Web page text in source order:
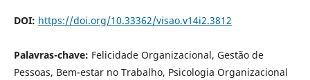
DOI: https://doi.org/10.33362/visao.v14i2.3812
Palavras-chave: Felicidade Organizacional, Gestão de
Pessoas, Bem-estar no Trabalho, Psicologia Organizacional